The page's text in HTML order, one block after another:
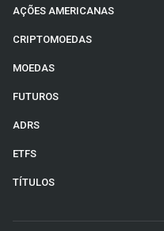
AÇÕES AMERICANAS
CRIPTOMOEDAS
MOEDAS
FUTUROS
ADRS
ETFS
TÍTULOS